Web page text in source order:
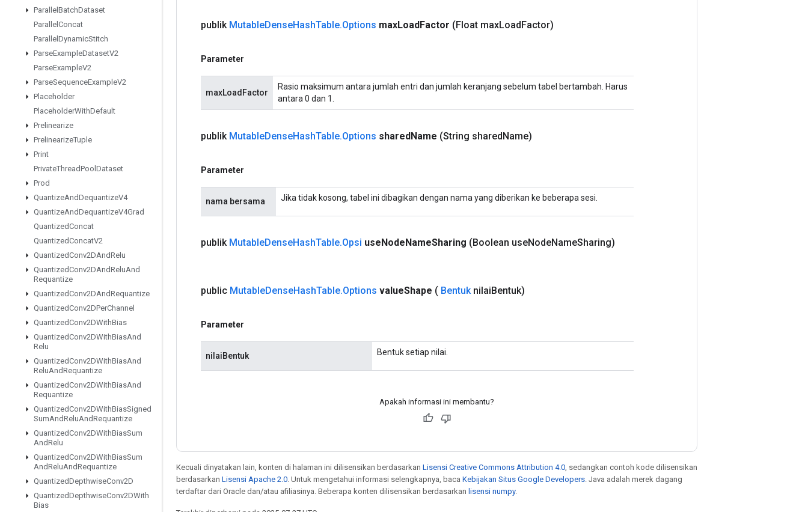
Parallel BatchDataset
Parallel Concat
Parallel DynamicStitch
ParseExampleDatasetV2
ParseExampleV2
ParseSequenceExampleV2
Placeholder
PlaceholderWithDefault
Prelinearize
PrelinearizeTuple
Print
PrivateThreadPool Dataset
Prod
QuantizeAndDequantizeV4
QuantizeAndDequantizeV4Grad
QuantizedConcat
QuantizedConcatV2
QuantizedConv2DAndRelu
QuantizedConv2DAndReluAnd
Requantize
QuantizedConv2DAndRequantize
QuantizedConv2DPerChannel
QuantizedConv2DWithBias
QuantizedConv2DWithBiasAnd
Relu
QuantizedConv2DWithBiasAnd
ReluAndRequantize
QuantizedConv2DWithBiasAnd
Requantize
QuantizedConv2DWithBiasSigned
SumAndReluAndRequantize
QuantizedConv2DWithBiasSum
AndRelu
QuantizedConv2DWithBiasSum
AndReluAndRequantize
QuantizedDepthwiseConv2D
QuantizedDepthwiseConv2DWith
Bias
publik MutableDenseHashTable.Options maxLoadFactor (Float maxLoadFactor)
Parameter
maxLoadFactor
Rasio maksimum antara jumlah entri dan jumlah keranjang sebelum tabel bertambah. Harus
antara 0 dan 1.
publik MutableDenseHashTable.Options sharedName (String sharedName)
Parameter
nama bersama Jika tidak kosong, tabel ini dibagikan dengan nama yang diberikan ke beberapa sesi.
publik MutableDenseHashTable.Opsi useNodeNameSharing (Boolean useNodeNameSharing)
public MutableDenseHashTable.Options valueShape ( BentuknilaiBentuk)
Parameter
nilaiBentuk Bentuk setiap nilai.
Apakah informasi ini membantu?
Kecuali dinyatakan lain, konten di halaman ini dilisensikan berdasarkan Lisensi Creative Commons Attribution 4.0 , sedangkan contoh kode dilisensikan
berdasarkan Lisensi Apache 2.0 . Untuk mengetahui informasi selengkapnya, baca Kebijakan Situs Google Developers . Java adalah merek dagang
terdaftar dari Oracle dan/atau afiliasinya. Beberapa konten dilisensikan berdasarkan lisensi numpy.